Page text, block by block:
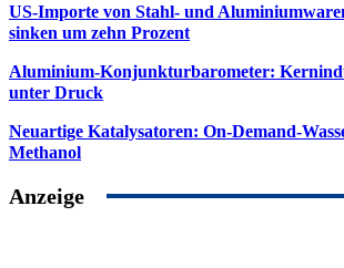
US-Importe von Stahl- und
sinken um zehn Prozent
Aluminium-Konjunkturbarometer:
unter Druck
Neuartige Katalysatoren: On-Demand-
Methanol
Anzeige